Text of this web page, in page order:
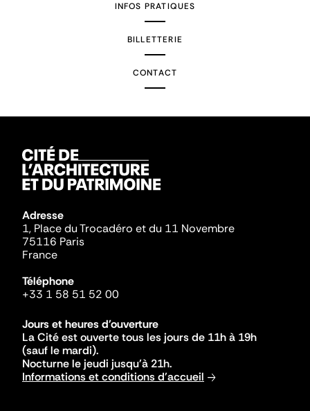
INFOS PRATIQUES
BILLETTERIE
CONTACT
Adresse
1, Place du Trocadéro et du 11 Novembre
75116 Paris
France
Téléphone
+33 1 58 51 52 00
Jours et heures d'ouverture
La Cité est ouverte tous les jours de 11h à 19h
(sauf le mardi).
Nocturne le jeudi jusqu'à 21h.
Informations et conditions d'accueil